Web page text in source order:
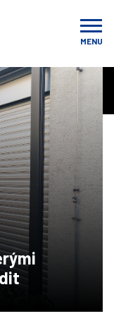
MENU
při výběru řídit